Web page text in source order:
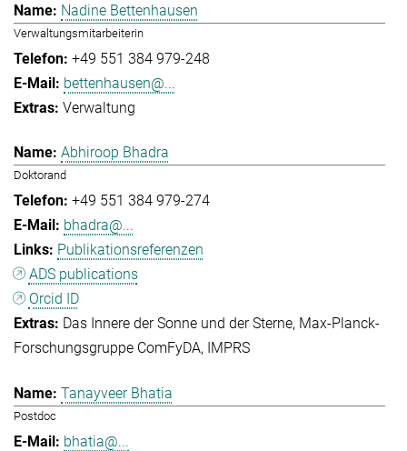
Nadine Bettenhausen
Verwaltungsmitarbeiterin
+49 551 384 979-248
bettenhausen@...
Verwaltung
Abhiroop Bhadra
Doktorand
+49 551 384 979-274
bhadra@...
Publikationsreferenzen
ADS publications
Orcid ID
Das Innere der Sonne und der Sterne Max-Planck-
Forschungsgruppe ComFyDA
IMPRS
Tanayveer Bhatia
Postdoc
bhatia@...